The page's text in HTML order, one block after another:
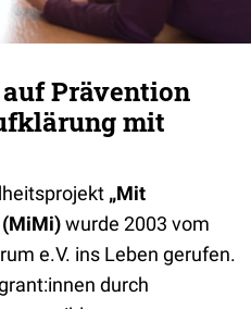
Prävention
mit
„Mit
(MiMi)wurde 2003 vom
e.V. ins Leben gerufen.
durch